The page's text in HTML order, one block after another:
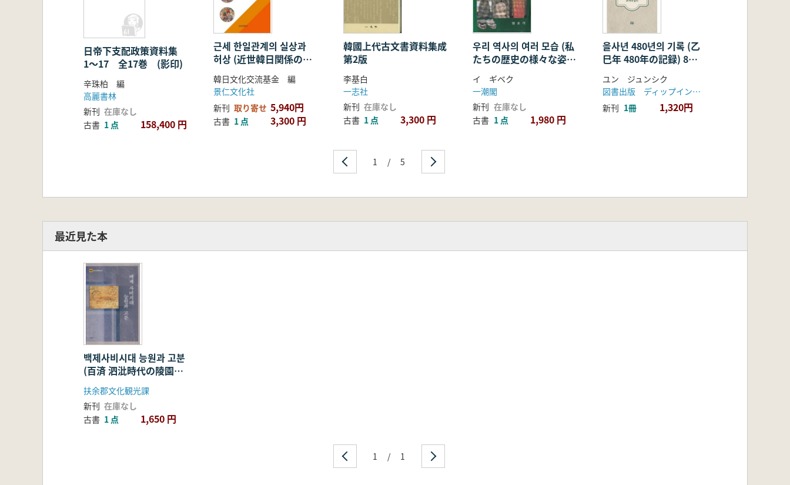
日帝下支配政策資料集
1〜17 全17巻 (影印)
辛珠柏 編
高麗書林
新刊 在庫なし
古書 1 点 158,400 円
근세 한일관계의 실상과
허상 (近世韓日関係の実
像と虚像)
韓日文化交流基金 編
景仁文化社
新刊 取り寄せ 5,940円
古書 1 点 3,300 円
韓國上代古文書資料集成
第2版
李基白
一志社
新刊 在庫なし
古書 1 点 3,300 円
우리 역사의 여러 모습 (私
たちの歴史の様々な姿)
Various Face of Korean
History
イ ギベク
一潮閣
新刊 在庫なし
古書 1 点 1,980 円
을사년 480년의 기록 (乙
巳年 480年の記録) 8回
の乙巳年は我々に何を見
せてくれるのか
ユン ジュンシク
図書出版 ディップインサイト
新刊 1冊 1,320円
1 / 5
最近見た本
백제사비시대 능원과 고분
(百済 泗沘時代の陵園と
古墳)
扶余郡文化観光課
新刊 在庫なし
古書 1 点 1,650 円
1 / 1